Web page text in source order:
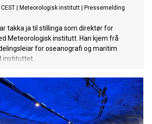
Meteorologisk institutt Pressemelding
takka ja til stillinga som direktør for
Meteorologisk institutt. Han kjem frå
for oseanografi og maritim
instituttet.